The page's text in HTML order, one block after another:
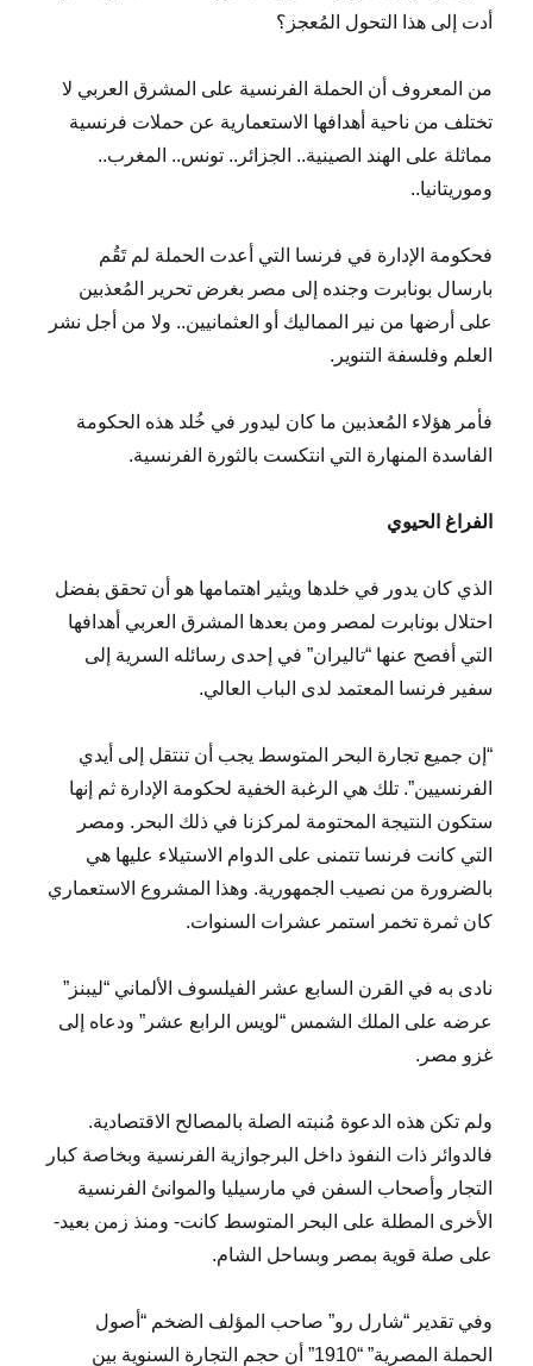
أدت إلى هذا التحول المُعجز؟
من المعروف أن الحملة الفرنسية على المشرق العربي لا
تختلف من ناحية أهدافها الاستعمارية عن حملات فرنسية
مماثلة على الهند الصينية.. الجزائر.. تونس.. المغرب..
وموريتانيا..
فحكومة الإدارة في فرنسا التي أعدت الحملة لم تَقُم
بارسال بونابرت وجنده إلى مصر بغرض تحرير المُعذبين
على أرضها من نير المماليك أو العثمانيين.. ولا من أجل نشر
العلم وفلسفة التنوير.
فأمر هؤلاء المُعذبين ما كان ليدور في خُلد هذه الحكومة
الفاسدة المنهارة التي انتكست بالثورة الفرنسية.
الفراغ الحيوي
الذي كان يدور في خلدها ويثير اهتمامها هو أن تحقق بفضل
احتلال بونابرت لمصر ومن بعدها المشرق العربي أهدافها
التي أفصح عنها “تاليران” في إحدى رسائله السرية إلى
سفير فرنسا المعتمد لدى الباب العالي.
“إن جميع تجارة البحر المتوسط يجب أن تنتقل إلى أيدي
الفرنسيين”. تلك هي الرغبة الخفية لحكومة الإدارة ثم إنها
ستكون النتيجة المحتومة لمركزنا في ذلك البحر. ومصر
التي كانت فرنسا تتمنى على الدوام الاستيلاء عليها هي
بالضرورة من نصيب الجمهورية. وهذا المشروع الاستعماري
كان ثمرة تخمر استمر عشرات السنوات.
نادى به في القرن السابع عشر الفيلسوف الألماني “ليبنز”
عرضه على الملك الشمس “لويس الرابع عشر” ودعاه إلى
غزو مصر.
ولم تكن هذه الدعوة مُنبته الصلة بالمصالح الاقتصادية.
فالدوائر ذات النفوذ داخل البرجوازية الفرنسية وبخاصة كبار
التجار وأصحاب السفن في مارسيليا والموانئ الفرنسية
الأخرى المطلة على البحر المتوسط كانت- ومنذ زمن بعيد-
على صلة قوية بمصر وبساحل الشام.
وفي تقدير “شارل رو” صاحب المؤلف الضخم “أصول
الحملة المصرية” “1910” أن حجم التجارة السنوية بين